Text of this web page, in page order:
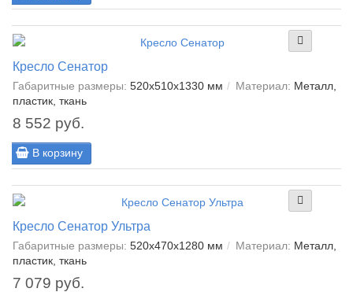
Кресло Сенатор
Габаритные размеры: 520х510х1330 мм Материал: Металл,
пластик, ткань
8 552 руб.
В корзину
Кресло Сенатор Ультра
Габаритные размеры: 520х470х1280 мм Материал: Металл,
пластик, ткань
7 079 руб.